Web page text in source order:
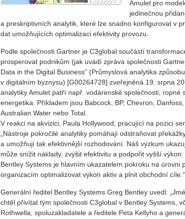
Amulet pro
jedinečnou
a preskriptivních analytik, které lze snadno konfigurovat v
dat umožňujících optimalizaci efektivity provozu.
Podle společnosti Gartner je C3global součástí
prosperovat podnikům (jak uvádí zpráva společnosti
Data in the Digital Business“ (Průmyslová analytika
v digitálním byznysu) [G00264728] zveřejněná 19. srpna
analytiky Amulet patří např. vodárenské společnosti, ropné
energetika. Příkladem jsou Babcock, BP, Chevron,
Australian Water nebo Total.
V reakci na akvizici, Paula Hollywood, pracující na pozici
„Nástroje pokročilé analytiky pomáhají odstraňovat
a umožňují tak efektivnější rozhodování. Náš výzkum
může snížit náklady, zvýšit efektivitu a podpořit vyšší
Bentley Systems je hlavním ukazatelem pokroku na úrovni
organizacím optimalizovat výkon aktiv a plnit obchodní cíle.“
Generální ředitel Bentley Systems Greg Bentley uvedl:
chtěl přivítat tým společnosti C3global v Bentley Systems,
Rothwella, spoluzakladatele a ředitele Peta Kellyho a